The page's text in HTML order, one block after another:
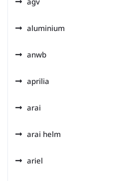
aluminium
anwb
aprilia
arai
arai helm
ariel